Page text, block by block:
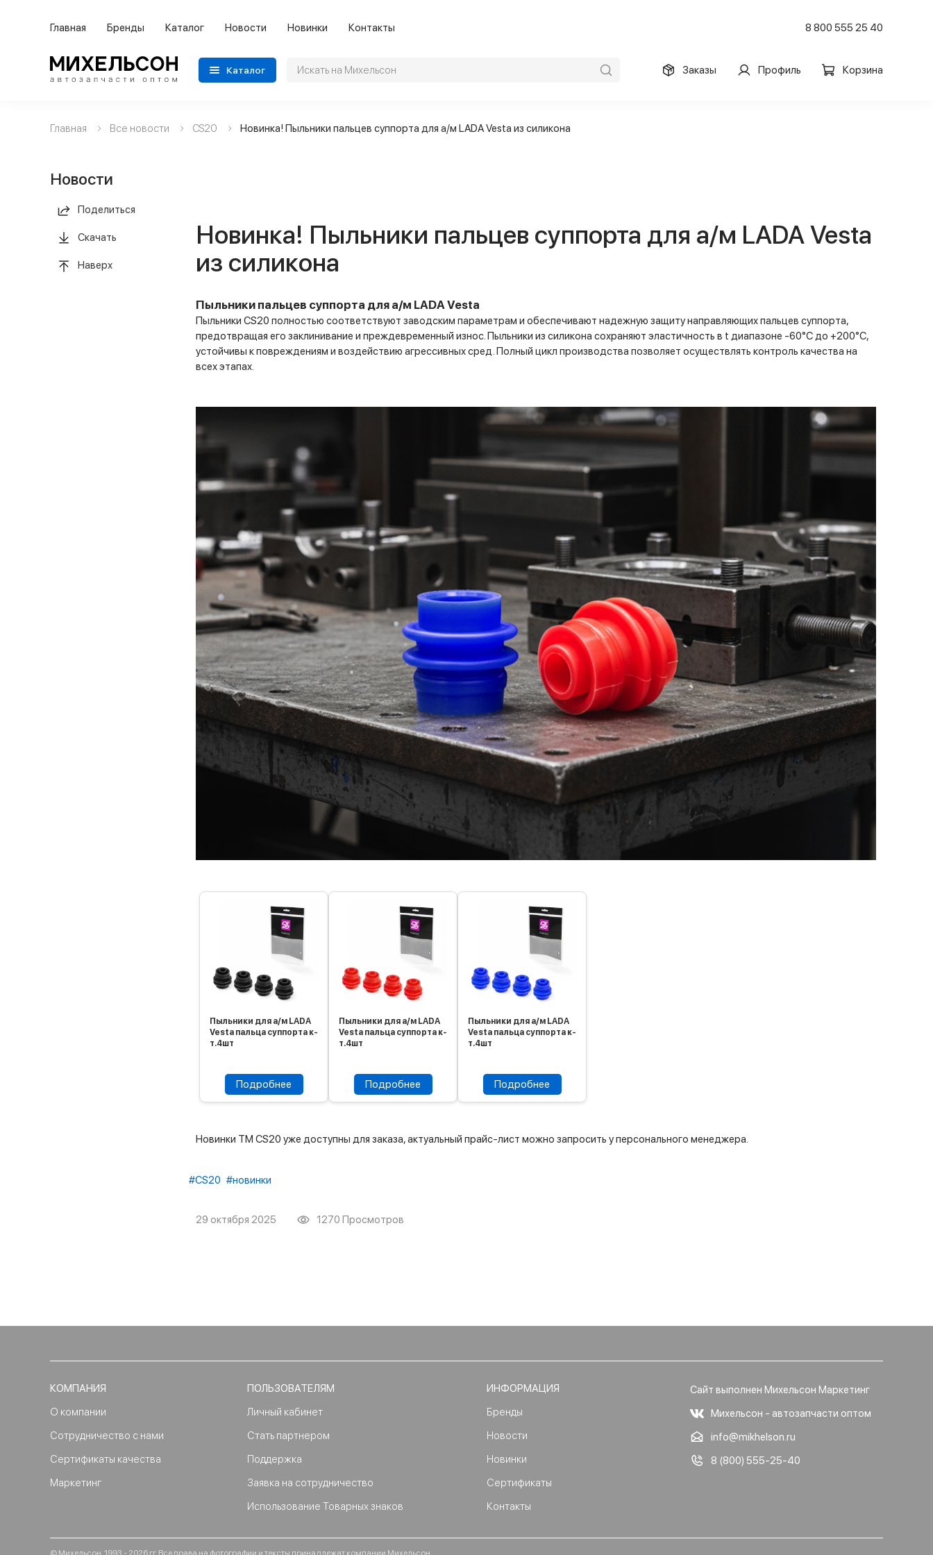
Главная Бренды Каталог Новости Новинки Контакты 8 800 555 25 40
Каталог Заказы Профиль Корзина
Применяемость
Все товары
Главная Все новости CS20 Новинка! Пыльники пальцев суппорта для а/м LADA Vesta из силикона
Новости
Поделиться
Скачать
Наверх
Новинка! Пыльники пальцев суппорта для а/м LADA Vesta
из силикона
Пыльники пальцев суппорта для а/м LADA Vesta
Пыльники CS20 полностью соответствуют заводским параметрам и обеспечивают надежную защиту направляющих пальцев суппорта,
предотвращая его заклинивание и преждевременный износ. Пыльники из силикона сохраняют эластичность в t диапазоне -60°C до +200°C,
устойчивы к повреждениям и воздействию агрессивных сред. Полный цикл производства позволяет осуществлять контроль качества на
всех этапах.
Пыльники для а/м LADA
Vesta пальца суппорта к-
т.4шт
Подробнее
Пыльники для а/м LADA
Vesta пальца суппорта к-
т.4шт
Подробнее
Пыльники для а/м LADA
Vesta пальца суппорта к-
т.4шт
Подробнее
Новинки ТМ CS20 уже доступны для заказа, актуальный прайс-лист можно запросить у персонального менеджера.
#CS20 #новинки
29 октября 2025 1270 Просмотров
КОМПАНИЯ
О компании
Сотрудничество с нами
Сертификаты качества
Маркетинг
ПОЛЬЗОВАТЕЛЯМ
Личный кабинет
Стать партнером
Поддержка
Заявка на сотрудничество
Использование Товарных знаков
ИНФОРМАЦИЯ
Бренды
Новости
Новинки
Сертификаты
Контакты
Сайт выполнен Михельсон Маркетинг
Михельсон - автозапчасти оптом
info@mikhelson.ru
8 (800) 555-25-40